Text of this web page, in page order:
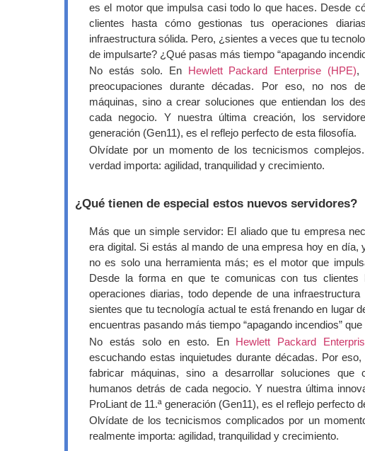
es el motor que impulsa casi todo lo que haces. Desde
clientes hasta cómo gestionas tus operaciones
infraestructura sólida. Pero, ¿sientes a veces que tu
de impulsarte? ¿Qué pasas más tiempo “apagando
No estás solo. En Hewlett Packard Enterprise (HPE),
preocupaciones durante décadas. Por eso, no nos
máquinas, sino a crear soluciones que entiendan los
cada negocio. Y nuestra última creación, los
generación (Gen11), es el reflejo perfecto de esta filosofía.
Olvídate por un momento de los tecnicismos
verdad importa: agilidad, tranquilidad y crecimiento.
¿Qué tienen de especial estos nuevos servidores?
Más que un simple servidor: El aliado que tu empresa
era digital. Si estás al mando de una empresa hoy en día,
no es solo una herramienta más; es el motor que
Desde la forma en que te comunicas con tus clientes
operaciones diarias, todo depende de una
sientes que tu tecnología actual te está frenando en lugar
encuentras pasando más tiempo “apagando incendios”
No estás solo en esto. En Hewlett Packard
escuchando estas inquietudes durante décadas. Por
fabricar máquinas, sino a desarrollar soluciones que
humanos detrás de cada negocio. Y nuestra última
ProLiant de 11.ª generación (Gen11), es el reflejo perfecto
Olvídate de los tecnicismos complicados por un
realmente importa: agilidad, tranquilidad y crecimiento.